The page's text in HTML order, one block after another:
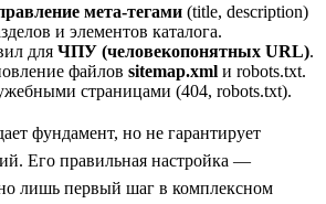
мета-тегами (title, description)
и элементов каталога.
для ЧПУ (человекопонятных URL).
файлов sitemap.xml и robots.txt.
страницами (404, robots.txt).
фундамент, но не гарантирует
Его правильная настройка —
лишь первый шаг в комплексном